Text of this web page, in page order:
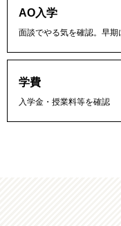
AO入学
面談でやる気を確認。早期
学費
入学金・授業料等を確認